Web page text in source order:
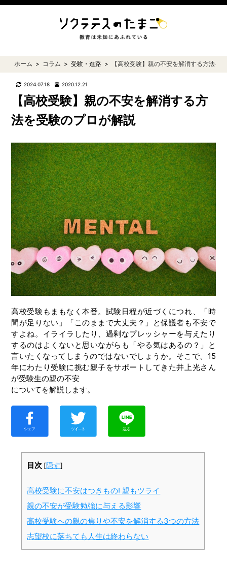
ホーム コラム 受験・進路 【高校受験】親の不安を解消する方法を
2024.07.18 2020.12.21
【高校受験】親の不安を解消する方
法を受験のプロが解説
高校受験もまもなく本番。試験日程が近づくにつれ、「時
間が足りない」「このままで大丈夫？」と保護者も不安で
すよね。イライラしたり、過剰なプレッシャーを与えたり
するのはよくないと思いながらも「やる気はあるの？」と
言いたくなってしまうのではないでしょうか。そこで、15
年にわたり受験に挑む親子をサポートしてきた井上光さん
が受験生の親の不安
についてを解説します。
目次 [隠す]
高校受験に不安はつきもの! 親もツライ
親の不安が受験勉強に与える影響
高校受験への親の焦りや不安を解消する3つの方法
志望校に落ちても人生は終わらない